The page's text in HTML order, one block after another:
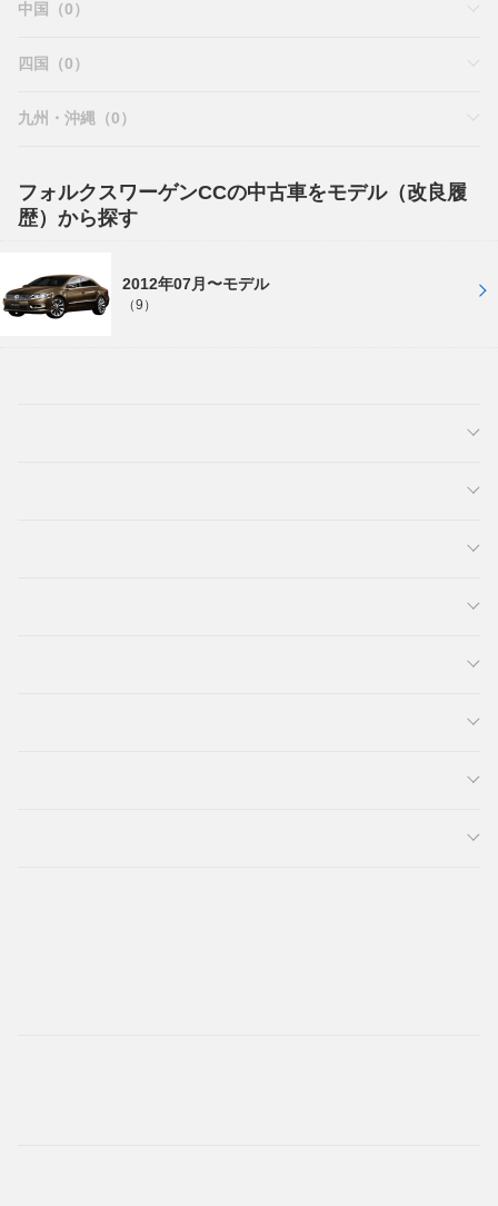
中国（0）
四国（0）
九州・沖縄（0）
フォルクスワーゲンCCの中古車をモデル（改良履
歴）から探す
2012年07月〜モデル
（9）